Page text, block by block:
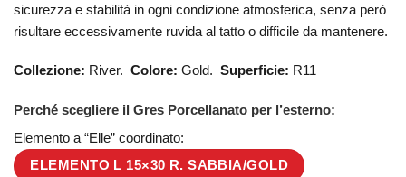
sicurezza e stabilità in ogni condizione atmosferica, senza però
risultare eccessivamente ruvida al tatto o difficile da mantenere.
Collezione: River. Colore: Gold. Superficie: R11
Perché scegliere il Gres Porcellanato per l’esterno:
Elemento a “Elle” coordinato:
ELEMENTO L 15×30 R. SABBIA/GOLD